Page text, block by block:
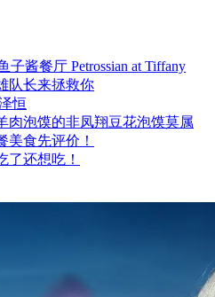
酱餐厅 Petrossian at Tiffany
队长来拯救你
恒
肉泡馍的非凤翔豆花泡馍莫属
美食先评价！
了还想吃！